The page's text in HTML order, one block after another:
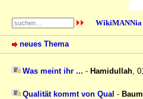
WikiMANNia
neues Thema
Was meint ihr ... - Hamidullah
Qualität kommt von Qual -